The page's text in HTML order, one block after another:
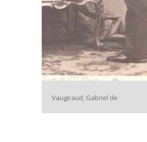
Vaugiraud, Gabriel de